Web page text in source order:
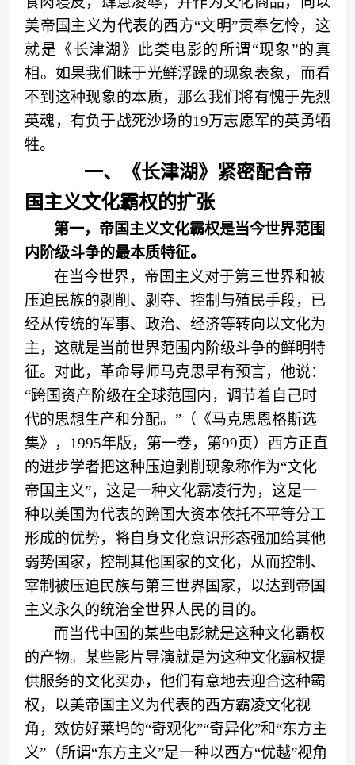
美帝国主义为代表的西方“文明”贡奉乞怜，这
就是 《长津湖 》 此类电影的所谓“现象”的真
相。如果我们昧于光鲜浮躁的现象表象，而看
不到这种现象的本质，那么我们将有愧于先烈
英魂，有负于战死沙场的19万志愿军的英勇牺
牲。
一、 《长津湖》 紧密配合帝
国主义文化霸权的扩张
第一， 帝国主义文化霸权是当今世界范围
内阶级斗争的最本质特征。
在当今世界，帝国主义对于第三世界和被
压迫民族的剥削、剥夺、控制与殖民手段， 已
经从传统的军事、政治、经济等转向以文化为
主，这就是当前世界范围内阶级斗争的鲜明特
征。对此，革命导师马克思早有预言，他说：
“跨国资产阶级在全球范围内 ，调节着自己时
代的思想生产和分配。”（ 《马克思恩格斯选
集》
， 1995年版， 第一卷， 第99页 ） 西方正直
的进步学者把这种压迫剥削现象称作为“文化
帝国主义”，这是一种文化霸凌行为， 这是一
种以美国为代表的跨国大资本依托不平等分工
形成的优势，将自身文化意识形态强加给其他
弱势国家，控制其他国家的文化，从而控制 、
宰制被压迫民族与第三世界国家，以达到帝国
主义永久的统治全世界人民的目的。
而当代中国的某些电影就是这种文化霸权
的产物。某些影片导演就是为这种文化霸权提
供服务的文化买办，他们 有意地去迎合这种霸
权，以美帝国主义为代表的西方霸凌文化视
角 ，效仿好莱坞的“奇观化”“奇异化”和“东方主
义”（所谓“东方主义”是一种以西方“优越”视角